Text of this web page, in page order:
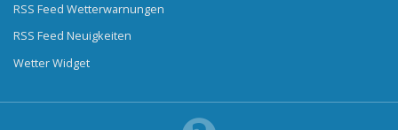
RSS Feed Wetterwarnungen
RSS Feed Neuigkeiten
Wetter Widget